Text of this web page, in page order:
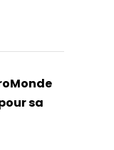
sa